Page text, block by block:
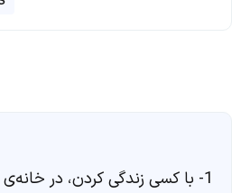
1- با کسی زندگی کردن، در